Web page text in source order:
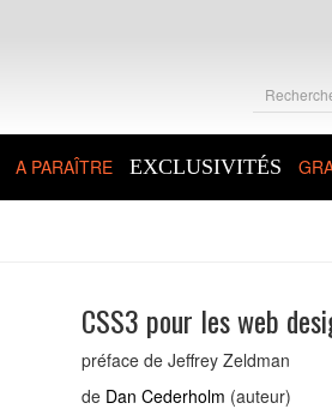
A PARAÎTRE EXCLUSIVITÉS
CSS3 pour les web
préface de Jeffrey Zeldman
de Dan Cederholm (auteur)